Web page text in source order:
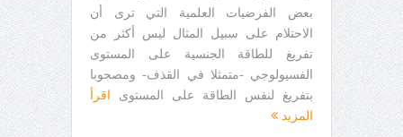
بعض الفرضيات العلمية التي ترى أن
الاحتلام على سبيل المثال ليس أكثر من
تفريغ للطاقة الجنسية على المستوى
الفسيولوجي -متمثلا في القذف- ومصحوبا
بتفريغ لنفس الطاقة على المستوى
اقرأ
المزيد